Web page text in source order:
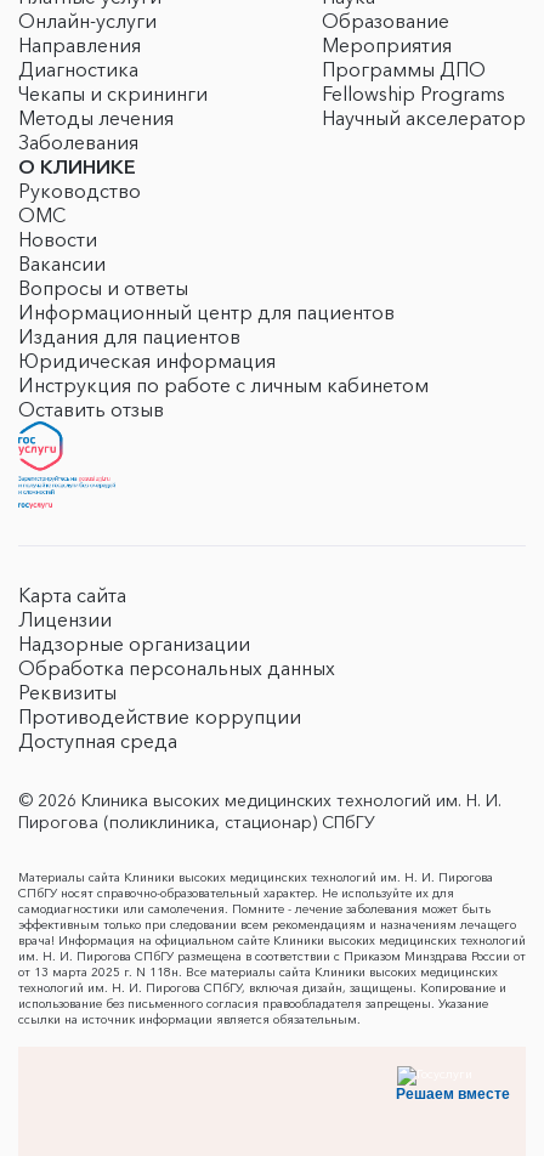
Онлайн-услуги
Направления
Диагностика
Чекапы и скрининги
Методы лечения
Заболевания
Образование
Мероприятия
Программы ДПО
Fellowship Programs
Научный акселератор
О КЛИНИКЕ
Руководство
ОМС
Новости
Вакансии
Вопросы и ответы
Информационный центр для пациентов
Издания для пациентов
Юридическая информация
Инструкция по работе с личным кабинетом
Оставить отзыв
Карта сайта
Лицензии
Надзорные организации
Обработка персональных данных
Реквизиты
Противодействие коррупции
Доступная среда
© 2026 Клиника высоких медицинских технологий им. Н. И.
Пирогова (поликлиника, стационар) СПбГУ
Материалы сайта Клиники высоких медицинских технологий им. Н. И. Пирогова
СПбГУ носят справочно-образовательный характер. Не используйте их для
самодиагностики или самолечения. Помните - лечение заболевания может быть
эффективным только при следовании всем рекомендациям и назначениям лечащего
врача! Информация на официальном сайте Клиники высоких медицинских технологий
им. Н. И. Пирогова СПбГУ размещена в соответствии с Приказом Минздрава России от
от 13 марта 2025 г. N 118н. Все материалы сайта Клиники высоких медицинских
технологий им. Н. И. Пирогова СПбГУ, включая дизайн, защищены. Копирование и
использование без письменного согласия правообладателя запрещены. Указание
ссылки на источник информации является обязательным.
Решаем вместе